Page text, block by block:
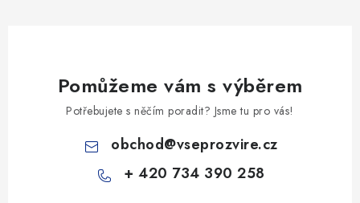
Pomůžeme vám s výběrem
Potřebujete s něčím poradit? Jsme tu pro vás!
obchod@vseprozvire.cz
+ 420 734 390 258